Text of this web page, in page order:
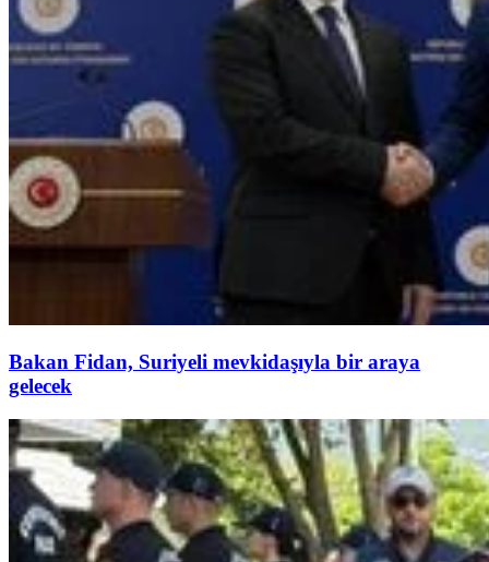
Bakan Fidan, Suriyeli mevkidaşıyla bir araya
gelecek